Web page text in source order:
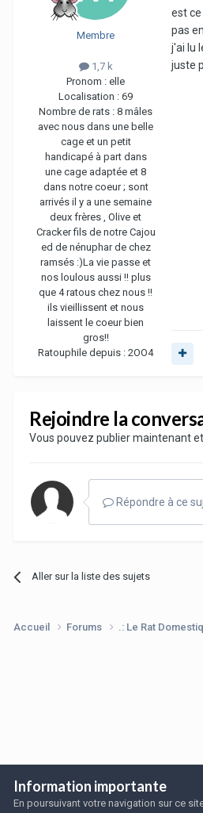
Membre
1,7 k
Pronom : elle
Localisation : 69
Nombre de rats : 8 mâles
avec nous dans une belle
cage et un petit
handicapé à part dans
une cage adaptée et 8
dans notre coeur ; sont
arrivés il y a une semaine
deux frères , Olive et
Cracker fils de notre Cajou
ed de nénuphar de chez
ramsés :)La vie passe et
nos loulous aussi !! plus
que 4 ratous chez nous !!
ils vieillissent et nous
laissent le coeur bien
gros!!
Ratouphile depuis : 2OO4
est
pas
j'ai lu
juste
Rejoindre la
Vous pouvez publier maintenant
Répondre à ce
Aller sur la liste des sujets
Accueil Forums .: Le Rat
Information importante
En poursuivant votre navigation sur ce